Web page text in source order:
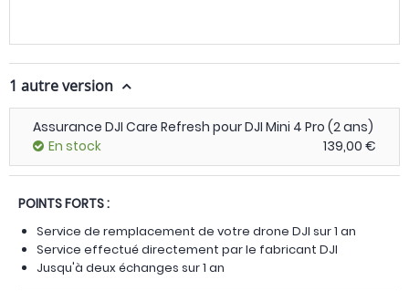
1 autre version
Assurance DJI Care Refresh pour DJI Mini 4 Pro (2 ans)
En stock
139,00 €
POINTS FORTS :
Service de remplacement de votre drone DJI sur 1 an
Service effectué directement par le fabricant DJI
Jusqu'à deux échanges sur 1 an